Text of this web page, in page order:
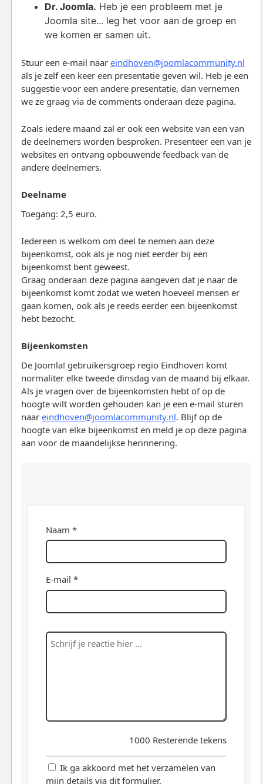
Dr. Joomla. Heb je een probleem met je
Joomla site... leg het voor aan de groep en
we komen er samen uit.
Stuur een e-mail naar eindhoven@joomlacommunity.nl
als je zelf een keer een presentatie geven wil. Heb je een
suggestie voor een andere presentatie, dan vernemen
we ze graag via de comments onderaan deze pagina.
Zoals iedere maand zal er ook een website van een van
de deelnemers worden besproken. Presenteer een van je
websites en ontvang opbouwende feedback van de
andere deelnemers.
Deelname
Toegang: 2,5 euro.
Iedereen is welkom om deel te nemen aan deze
bijeenkomst, ook als je nog niet eerder bij een
bijeenkomst bent geweest.
Graag onderaan deze pagina aangeven dat je naar de
bijeenkomst komt zodat we weten hoeveel mensen er
gaan komen, ook als je reeds eerder een bijeenkomst
hebt bezocht.
Bijeenkomsten
De Joomla! gebruikersgroep regio Eindhoven komt
normaliter elke tweede dinsdag van de maand bij elkaar.
Als je vragen over de bijeenkomsten hebt of op de
hoogte wilt worden gehouden kan je een e-mail sturen
naar eindhoven@joomlacommunity.nl. Blijf op de
hoogte van elke bijeenkomst en meld je op deze pagina
aan voor de maandelijkse herinnering.
Naam *
E-mail *
1000 Resterende tekens
Ik ga akkoord met het verzamelen van
mijn details via dit formulier.